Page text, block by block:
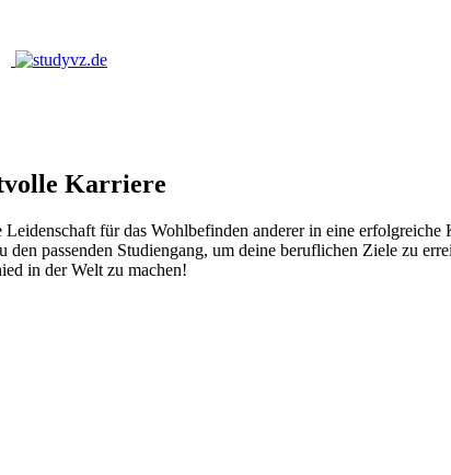
Karriere
für das Wohlbefinden anderer in eine
den passenden Studiengang, um deine beruflichen Ziele zu
in der Welt zu machen!